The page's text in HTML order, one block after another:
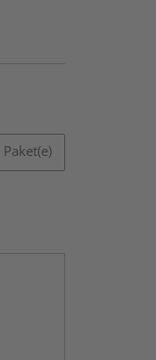
Paket(e)